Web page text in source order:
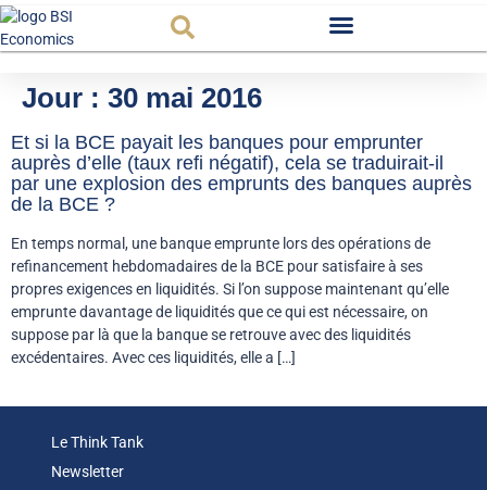
Jour : 30 mai 2016
Et si la BCE payait les banques pour emprunter
auprès d’elle (taux refi négatif), cela se traduirait-il
par une explosion des emprunts des banques auprès
de la BCE ?
En temps normal, une banque emprunte lors des opérations de
refinancement hebdomadaires de la BCE pour satisfaire à ses
propres exigences en liquidités. Si l’on suppose maintenant qu’elle
emprunte davantage de liquidités que ce qui est nécessaire, on
suppose par là que la banque se retrouve avec des liquidités
excédentaires. Avec ces liquidités, elle a […]
Le Think Tank
Newsletter